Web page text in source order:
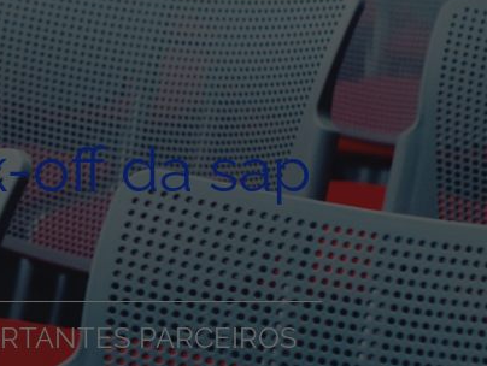
off da sap
PARCEIROS